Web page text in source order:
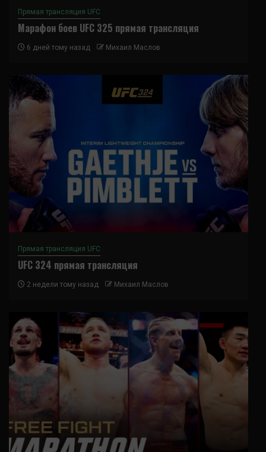
Прямая трансляция UFC
Марафон боев UFC 325 прямая трансляция
6 дней тому назад Михаил Маслов
Прямая трансляция UFC
UFC 324 прямая трансляция
2 недели тому назад Михаил Маслов